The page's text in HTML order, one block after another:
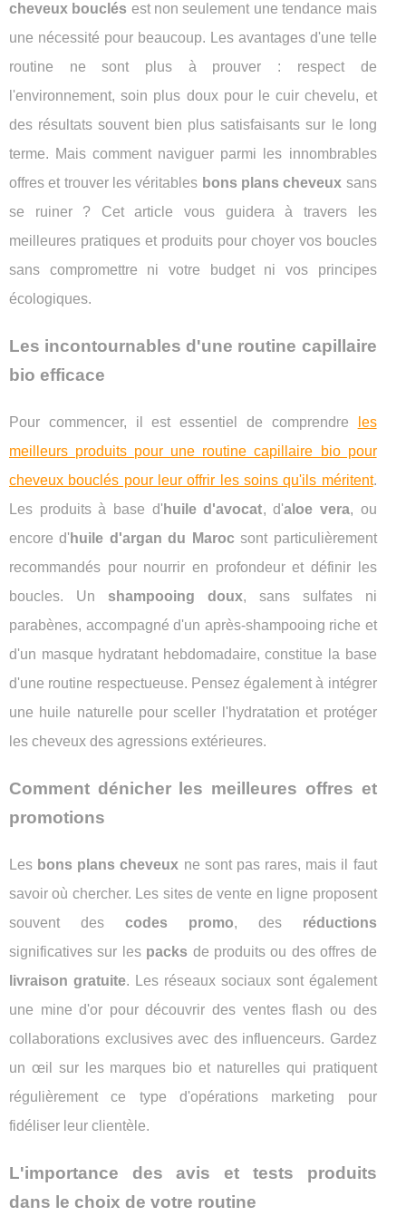
cheveux bouclés est non seulement une tendance mais
une nécessité pour beaucoup. Les avantages d'une telle
routine ne sont plus à prouver : respect de
l'environnement, soin plus doux pour le cuir chevelu, et
des résultats souvent bien plus satisfaisants sur le long
terme. Mais comment naviguer parmi les innombrables
offres et trouver les véritables bons plans cheveux sans
se ruiner ? Cet article vous guidera à travers les
meilleures pratiques et produits pour choyer vos boucles
sans compromettre ni votre budget ni vos principes
écologiques.
Les incontournables d'une routine capillaire
bio efficace
Pour commencer, il est essentiel de comprendre
les
meilleurs produits pour une routine capillaire bio pour
cheveux bouclés pour leur offrir les soins qu'ils méritent.
Les produits à base d' huile d'avocat, d'aloe vera, ou
encore d' huile d'argan du Marocsont particulièrement
recommandés pour nourrir en profondeur et définir les
boucles. Un shampooing doux, sans sulfates ni
parabènes, accompagné d'un après-shampooing riche et
d'un masque hydratant hebdomadaire, constitue la base
d'une routine respectueuse. Pensez également à intégrer
une huile naturelle pour sceller l'hydratation et protéger
les cheveux des agressions extérieures.
Comment dénicher les meilleures offres et
promotions
Les bons plans cheveux ne sont pas rares, mais il faut
savoir où chercher. Les sites de vente en ligne proposent
souvent des codes promo, des réductions
significatives sur les packs de produits ou des offres de
livraison gratuite. Les réseaux sociaux sont également
une mine d'or pour découvrir des ventes flash ou des
collaborations exclusives avec des influenceurs. Gardez
un œil sur les marques bio et naturelles qui pratiquent
régulièrement ce type d'opérations marketing pour
fidéliser leur clientèle.
L'importance des avis et tests produits
dans le choix de votre routine